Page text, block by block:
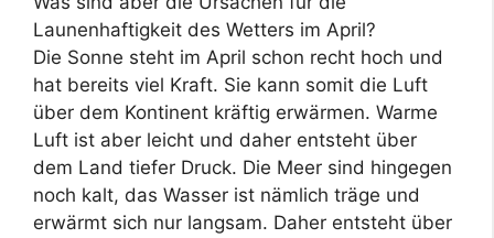
Launenhaftigkeit des Wetters im April?
Die Sonne steht im April schon recht hoch und
hat bereits viel Kraft. Sie kann somit die Luft
über dem Kontinent kräftig erwärmen. Warme
Luft ist aber leicht und daher entsteht über
dem Land tiefer Druck. Die Meer sind hingegen
noch kalt, das Wasser ist nämlich träge und
erwärmt sich nur langsam. Daher entsteht über